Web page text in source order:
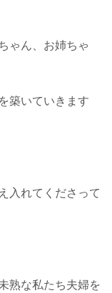
ゃん、お姉ちゃ
築いていきます
入れてくださって
熟な私たち夫婦を